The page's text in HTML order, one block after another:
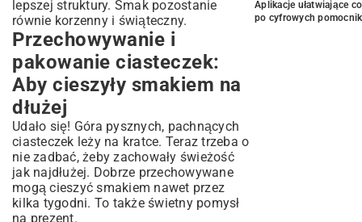
lepszej struktury. Smak pozostanie
równie korzenny i świąteczny.
Przechowywanie i
pakowanie ciasteczek:
Aby cieszyły smakiem na
dłużej
Udało się! Góra pysznych, pachnących
ciasteczek leży na kratce. Teraz trzeba o
nie zadbać, żeby zachowały świeżość
jak najdłużej. Dobrze przechowywane
mogą cieszyć smakiem nawet przez
kilka tygodni. To także świetny pomysł
na prezent.
Aplikacje ułatwiające
po cyfrowych